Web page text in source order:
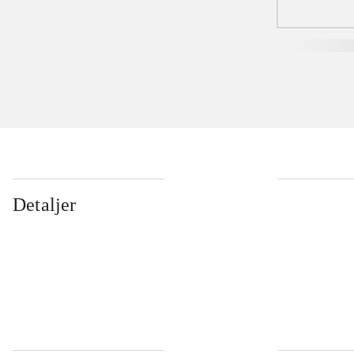
Detaljer